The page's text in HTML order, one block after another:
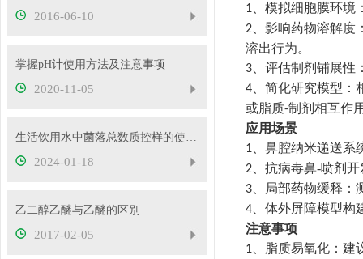
2016-06-10
掌握pH计使用方法及注意事项
2020-11-05
生活饮用水中菌落总数质控样的使用指导
2024-01-18
乙二醇乙醚与乙醚的区别
2017-02-05
1 模拟细胞膜环境
2
影响药物溶解度
溶出行为。
3 评估制剂铺展性
4
简化研究模型：
或脂质-制剂相互作
应用场景
1 鼻腔纳米递送系
2 抗病毒鼻-喷剂开
3 局部药物缓释
4
体外屏障模型构
注意事项
1 脂质易氧化 ：